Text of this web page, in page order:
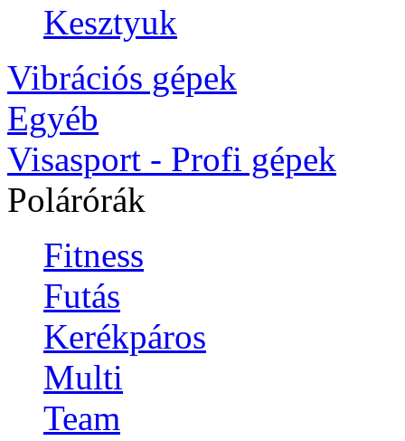
Kesztyuk
Vibrációs gépek
Egyéb
Visasport - Profi gépek
Polárórák
Fitness
Futás
Kerékpáros
Multi
Team